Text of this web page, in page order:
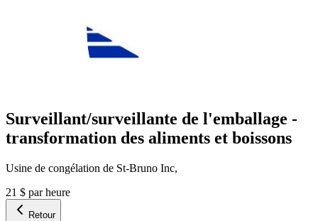
Surveillant/surveillante de l'emballage -
transformation des aliments et boissons
Usine de congélation de St-Bruno Inc,
21 $ par heure
Retour